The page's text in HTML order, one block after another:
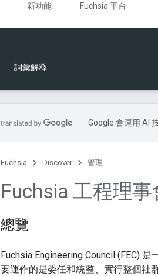
新功能
Fuchsia 平台
詞彙解釋
Google 會運用 AI
Fuchsia Discover 管理
Fuchsia 工程理
總覽
Fuchsia Engineering Council (FEC)
要運作的是委任和統整、實行整個社